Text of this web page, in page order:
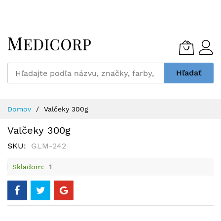
to
Content
Hľadať
Domov Valčeky 300g
Valčeky 300g
SKU GLM-242
Skladom 1